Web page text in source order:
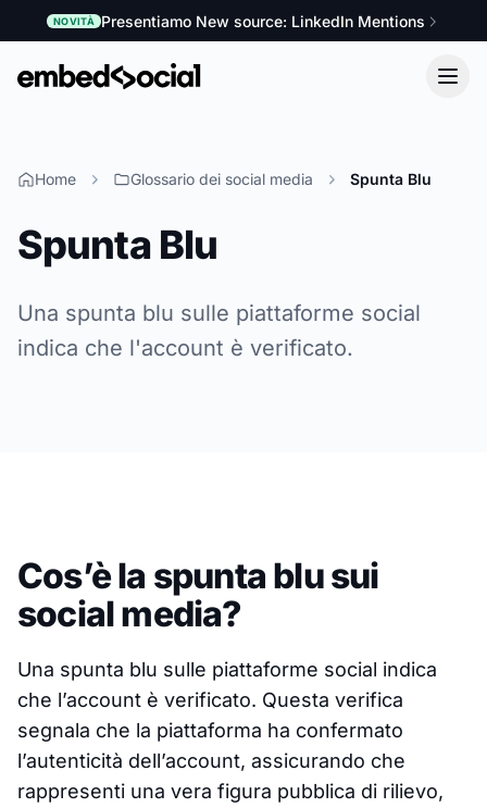
NOVITÀ Presentiamo New source: LinkedIn Mentions
Home Glossario dei social media Spunta Blu
Spunta Blu
Una spunta blu sulle piattaforme social
indica che l'account è verificato.
Cos’è la spunta blu sui
social media?
Una spunta blu sulle piattaforme social indica
che l’account è verificato. Questa verifica
segnala che la piattaforma ha confermato
l’autenticità dell’account, assicurando che
rappresenti una vera figura pubblica di rilievo,